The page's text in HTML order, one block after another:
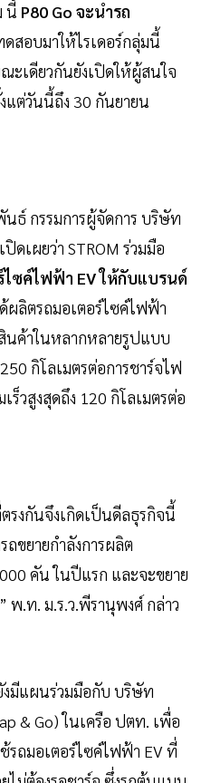
นี้ P80 Go จะนำรถ
สอบมาให้ไรเดอร์กลุ่มนี้
ะเดียวกันยังเปิดให้ผู้สนใจ
แต่วันนี้ถึง 30 กันยายน
ธ์ กรรมการผู้จัดการ บริษัท
ปิดเผยว่า STROM ร่วมมือ
ไซค์ไฟฟ้า EV ให้กับแบรนด์
ผลิตรถมอเตอร์ไซค์ไฟฟ้า
นค้าในหลากหลายรูปแบบ
กิโลเมตรต่อการชาร์จไฟ
ร็วสูงสุดถึง 120 กิโลเมตรต่อ
รงกันจึงเกิดเป็นดีลธุรกิจนี้
ถขยายกำลังการผลิต
คัน ในปีแรก และจะขยาย
พ.ท. ม.ร.ว.พีรานุพงศ์ กล่าว
งมีแผนร่วมมือกับ บริษัท
& Go) ในเครือ ปตท. เพื่อ
รถมอเตอร์ไซค์ไฟฟ้า EV ที่